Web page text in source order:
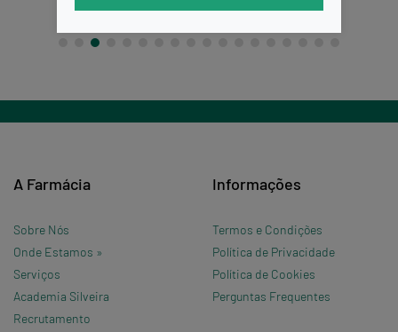
A Farmácia
Sobre Nós
Onde Estamos »
Serviços
Academia Silveira
Recrutamento
Informações
Termos e Condições
Política de Privacidade
Política de Cookies
Perguntas Frequentes